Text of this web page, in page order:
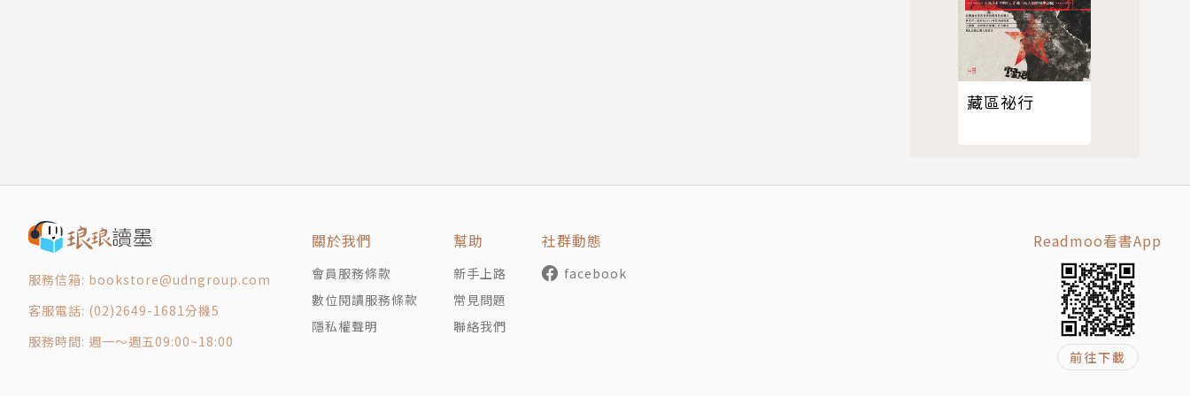
封底
藏區祕行
服務信箱: bookstore@udngroup.com
客服電話: (02)2649-1681分機5
服務時間: 週一～週五09:00~18:00
關於我們
會員服務條款
數位閱讀服務條款
隱私權聲明
幫助
新手上路
常見問題
聯絡我們
社群動態
facebook
Readmoo看書App
前往下載